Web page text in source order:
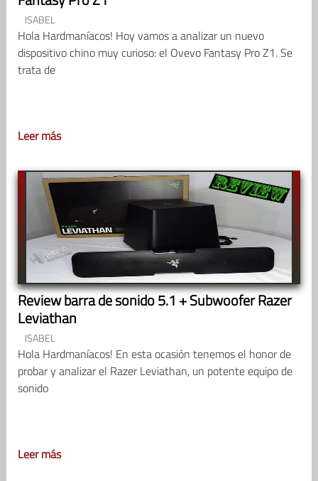
ISABEL
Hola Hardmaníacos! Hoy vamos a analizar un nuevo
dispositivo chino muy curioso: el Ovevo Fantasy Pro Z1. Se
trata de
Leer más
Review barra de sonido 5.1 + Subwoofer Razer
Leviathan
ISABEL
Hola Hardmaníacos! En esta ocasión tenemos el honor de
probar y analizar el Razer Leviathan, un potente equipo de
sonido
Leer más